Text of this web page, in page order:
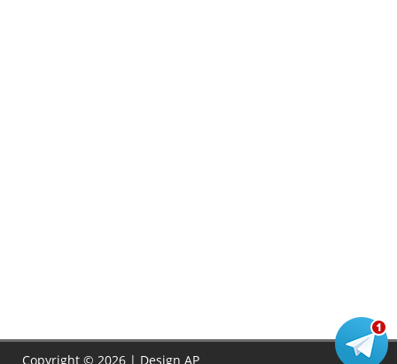
Copyright © 2026 | Design AP